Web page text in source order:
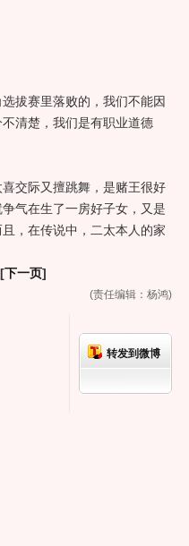
拔赛里落败的，我们不能因
清楚，我们是有职业道德
交际又擅跳舞，是赌王很好
气在生了一房好子女，又是
，在传说中，二太本人的家
下一页]
(责任编辑：杨鸿)
转发到微博